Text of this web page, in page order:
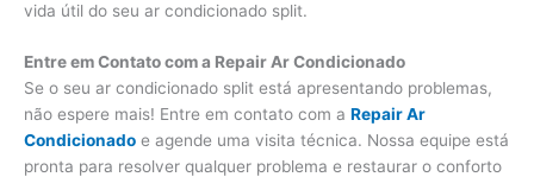
vida útil do seu ar condicionado split.
Entre em Contato com a Repair Ar Condicionado
Se o seu ar condicionado split está apresentando problemas,
não espere mais! Entre em contato com a Repair Ar
Condicionado e agende uma visita técnica. Nossa equipe está
pronta para resolver qualquer problema e restaurar o conforto